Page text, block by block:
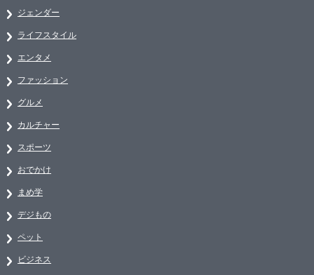
ジェンダー
ライフスタイル
エンタメ
ファッション
グルメ
カルチャー
スポーツ
おでかけ
まめ学
デジもの
ペット
ビジネス